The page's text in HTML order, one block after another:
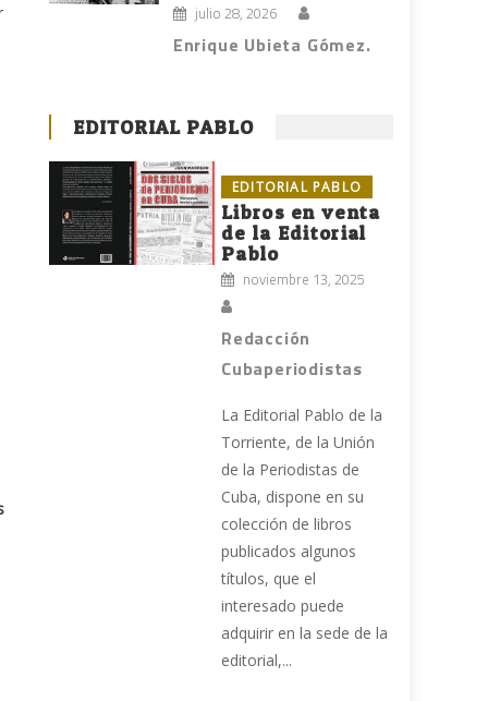
julio 28, 2026
Enrique Ubieta Gómez.
EDITORIAL PABLO
EDITORIAL PABLO
Libros en venta
de la Editorial
Pablo
noviembre 13, 2025
Redacción
Cubaperiodistas
La Editorial Pablo de la
Torriente, de la Unión
de la Periodistas de
Cuba, dispone en su
colección de libros
publicados algunos
títulos, que el
interesado puede
adquirir en la sede de la
editorial,...